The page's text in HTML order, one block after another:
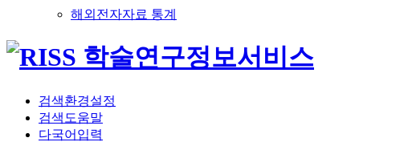
해외전자자료 통계
검색환경설정
검색도움말
다국어입력